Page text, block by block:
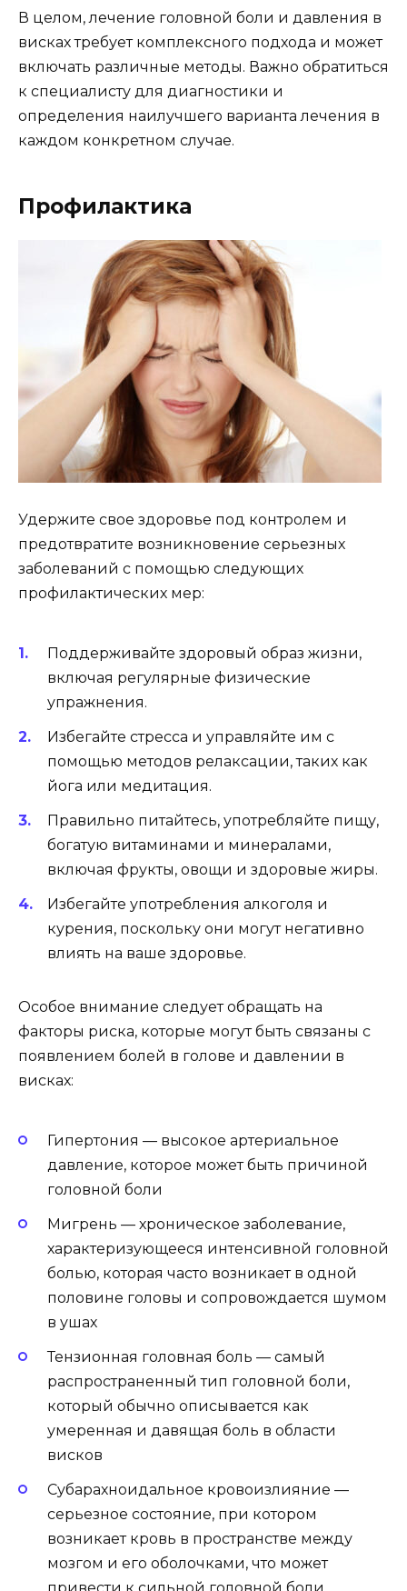
В целом, лечение головной боли и давления в
висках требует комплексного подхода и может
включать различные методы. Важно обратиться
к специалисту для диагностики и
определения наилучшего варианта лечения в
каждом конкретном случае.
Профилактика
Удержите свое здоровье под контролем и
предотвратите возникновение серьезных
заболеваний с помощью следующих
профилактических мер:
Поддерживайте здоровый образ жизни,
включая регулярные физические
упражнения.
Избегайте стресса и управляйте им с
помощью методов релаксации, таких как
йога или медитация.
Правильно питайтесь, употребляйте пищу,
богатую витаминами и минералами,
включая фрукты, овощи и здоровые жиры.
Избегайте употребления алкоголя и
курения, поскольку они могут негативно
влиять на ваше здоровье.
Особое внимание следует обращать на
факторы риска, которые могут быть связаны с
появлением болей в голове и давлении в
висках:
Гипертония — высокое артериальное
давление, которое может быть причиной
головной боли
Мигрень — хроническое заболевание,
характеризующееся интенсивной головной
болью, которая часто возникает в одной
половине головы и сопровождается шумом
в ушах
Тензионная головная боль — самый
распространенный тип головной боли,
который обычно описывается как
умеренная и давящая боль в области
висков
Субарахноидальное кровоизлияние —
серьезное состояние, при котором
возникает кровь в пространстве между
мозгом и его оболочками, что может